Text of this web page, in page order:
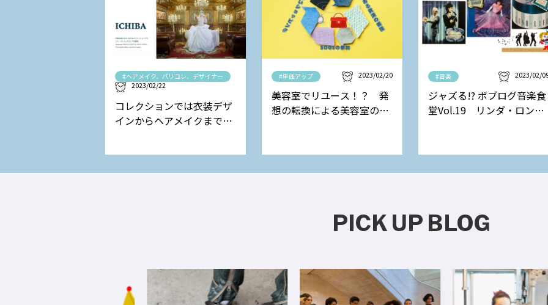
#ヘアメイク、パリコレ、デザイナー
2023/02/22
コレクションでは衣装デザ
インからヘアメイクまで担
#単価アップ 2023/02/20
美容室でリユース！？ 発
想の転換による美容室の新
#音楽 2023/02/
ジャズる!? ボブログ音楽食
堂Vol.19 リンダ・ロンシ
PICK UP BLOG